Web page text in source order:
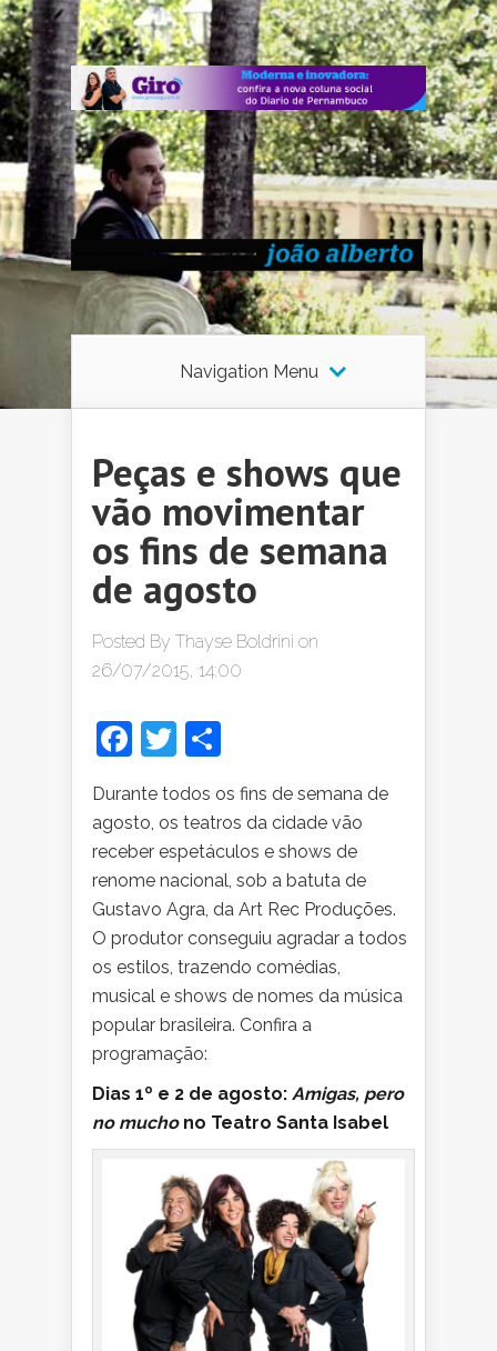
Navigation Menu
Peças e shows que
vão movimentar
os fins de semana
de agosto
Posted By Thayse Boldrini on
26/07/2015, 14:00
Facebook
Twitter
Durante todos os fins de semana de
agosto, os teatros da cidade vão
receber espetáculos e shows de
renome nacional, sob a batuta de
Gustavo Agra, da Art Rec Produções.
O produtor conseguiu agradar a todos
os estilos, trazendo comédias,
musical e shows de nomes da música
popular brasileira. Confira a
programação:
Dias 1º e 2 de agosto: Amigas, pero
no mucho no Teatro Santa Isabel